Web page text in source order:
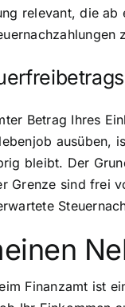
relevant, die ab
Betrag Ihres
ausüben,
bleibt. Der
Grenze sind frei
Finanzamt ist